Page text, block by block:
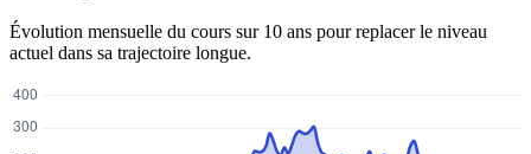
Évolution mensuelle du cours sur 10 ans pour replacer le niveau
actuel dans sa trajectoire longue.